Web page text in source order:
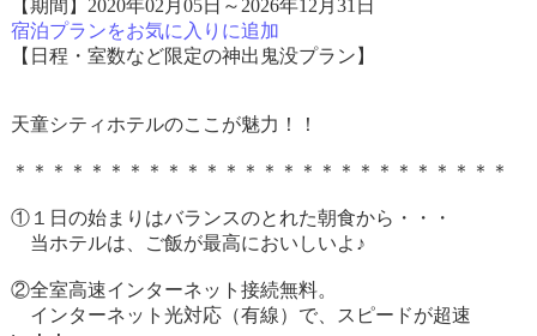
【期間】2020年02月05日～2026年12月31日
宿泊プランをお気に入りに追加
【日程・室数など限定の神出鬼没プラン】
天童シティホテルのここが魅力！！
＊＊＊＊＊＊＊＊＊＊＊＊＊＊＊＊＊＊＊＊＊＊＊＊＊＊
①１日の始まりはバランスのとれた朝食から・・・
当ホテルは、ご飯が最高においしいよ♪
②全室高速インターネット接続無料。
インターネット光対応（有線）で、スピードが超速